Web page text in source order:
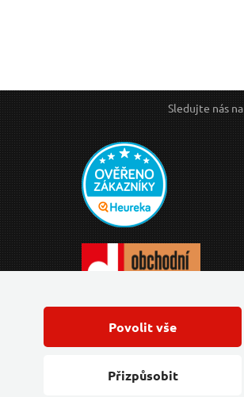
Sledujte nás na
Přizpůsobit
Povolit vše